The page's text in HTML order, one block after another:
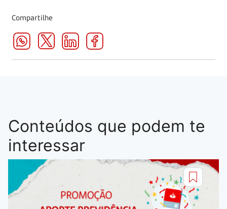
Compartilhe
Conteúdos que podem te
interessar